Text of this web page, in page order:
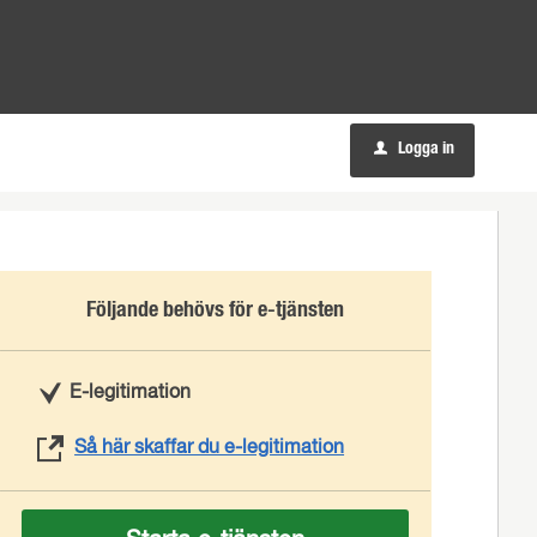
u Logga in
Följande behövs för e-tjänsten
E-legitimation
Så här skaffar du e-legitimation